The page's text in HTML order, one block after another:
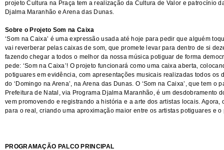
projeto Cultura na Praça tem a realização da Cultura de Valor e patrocínio
Djalma Maranhão e Arena das Dunas.
Sobre o Projeto Som na Caixa
‘Som na Caixa’ é uma expressão usada até hoje para pedir que alguém
vai reverberar pelas caixas de som, que promete levar para dentro de si
fazendo chegar a todos o melhor da nossa música potiguar de forma
pede: ‘Som na Caixa’! O projeto funcionará como uma caixa aberta,
potiguares em evidência, com apresentações musicais realizadas todos os
do ‘Domingo na Arena’, na Arena das Dunas. O ‘Som na Caixa’, que tem o
Prefeitura de Natal, via Programa Djalma Maranhão, é um desdobramento
vem promovendo e registrando a história e a arte dos artistas locais. Agora,
para o real, criando uma aproximação maior entre os artistas potiguares e o
PROGRAMAÇÃO PALCO PRINCIPAL